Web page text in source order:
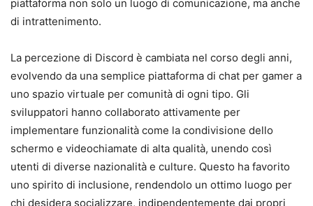
piattaforma non solo un luogo di comunicazione, ma anche
di intrattenimento.
La percezione di Discord è cambiata nel corso degli anni,
evolvendo da una semplice piattaforma di chat per gamer a
uno spazio virtuale per comunità di ogni tipo. Gli
sviluppatori hanno collaborato attivamente per
implementare funzionalità come la condivisione dello
schermo e videochiamate di alta qualità, unendo così
utenti di diverse nazionalità e culture. Questo ha favorito
uno spirito di inclusione, rendendolo un ottimo luogo per
chi desidera socializzare, indipendentemente dai propri